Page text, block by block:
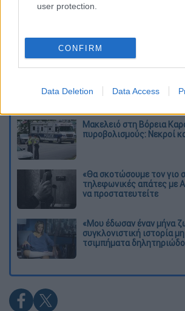
user protection.
CONFIRM
Data Deletion Data Access
φροντίδα τους και στους
Διαβάστε ακόμη
κατέθεσαν οι δύο
σύγκρουση των
Μακελειό στη Βόρεια
πυροβολισμούς: Νεκροί
«Θα σκοτώσουμε τον γιο
τηλεφωνικές απάτες με
να προστατευτείτε
«Μου έδωσαν έναν μήνα
συγκλονιστική ιστορία
τσιμπήματα